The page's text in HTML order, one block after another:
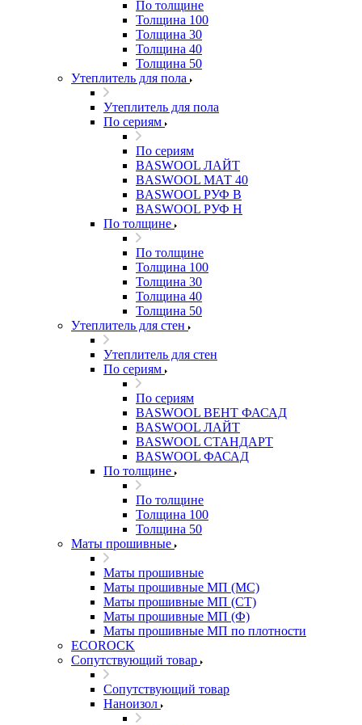
По толщине
Толщина 100
Толщина 30
Толщина 40
Толщина 50
Утеплитель для пола
Утеплитель для пола
По сериям
По сериям
BASWOOL ЛАЙТ
BASWOOL МАТ 40
BASWOOL РУФ В
BASWOOL РУФ Н
По толщине
По толщине
Толщина 100
Толщина 30
Толщина 40
Толщина 50
Утеплитель для стен
Утеплитель для стен
По сериям
По сериям
BASWOOL ВЕНТ ФАСАД
BASWOOL ЛАЙТ
BASWOOL СТАНДАРТ
BASWOOL ФАСАД
По толщине
По толщине
Толщина 100
Толщина 50
Маты прошивные
Маты прошивные
Маты прошивные МП (МС)
Маты прошивные МП (СТ)
Маты прошивные МП (Ф)
Маты прошивные МП по плотности
ECOROCK
Сопутствующий товар
Сопутствующий товар
Наноизол